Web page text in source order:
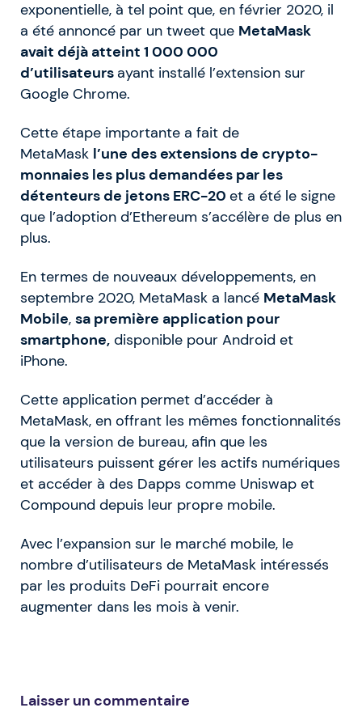
exponentielle, à tel point que, en février 2020, il
a été annoncé par un tweet que MetaMask
avait déjà atteint 1 000 000
d’utilisateurs ayant installé l’extension sur
Google Chrome.
Cette étape importante a fait de
MetaMask l’une des extensions de crypto-
monnaies les plus demandées par les
détenteurs de jetons ERC-20 et a été le signe
que l’adoption d’Ethereum s’accélère de plus en
plus.
En termes de nouveaux développements, en
septembre 2020, MetaMask a lancé MetaMask
Mobile, sa première application pour
smartphone, disponible pour Android et
iPhone.
Cette application permet d’accéder à
MetaMask, en offrant les mêmes fonctionnalités
que la version de bureau, afin que les
utilisateurs puissent gérer les actifs numériques
et accéder à des Dapps comme Uniswap et
Compound depuis leur propre mobile.
Avec l’expansion sur le marché mobile, le
nombre d’utilisateurs de MetaMask intéressés
par les produits DeFi pourrait encore
augmenter dans les mois à venir.
Laisser un commentaire